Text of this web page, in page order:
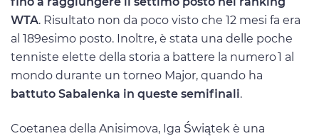
WTA. Risultato non da poco visto che 12 mesi fa era
al 189esimo posto. Inoltre, è stata una delle poche
tenniste elette della storia a battere la numero 1 al
mondo durante un torneo Major, quando ha
battuto Sabalenka in queste semifinali.
Coetanea della Anisimova, Iga Świątek è una